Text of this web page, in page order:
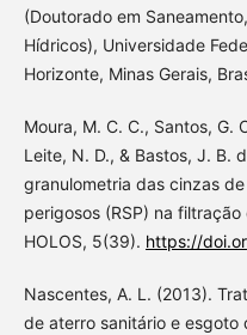
(Doutorado em
Hídricos), Universidade
Horizonte, Minas Gerais,
Moura, M. C. C., Santos, G.
Leite, N. D., & Bastos, J. B.
granulometria das cinzas
perigosos (RSP) na
HOLOS, 5(39). https://
Nascentes, A. L. (2013).
de aterro sanitário e esgoto